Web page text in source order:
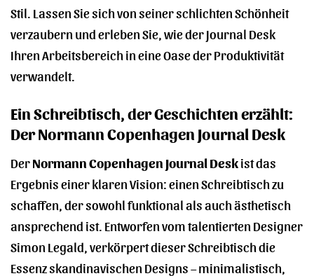
Stil. Lassen Sie sich von seiner schlichten Schönheit
verzaubern und erleben Sie, wie der Journal Desk
Ihren Arbeitsbereich in eine Oase der Produktivität
verwandelt.
Ein Schreibtisch, der Geschichten erzählt:
Der Normann Copenhagen Journal Desk
DerNormann Copenhagen Journal Deskist das
Ergebnis einer klaren Vision: einen Schreibtisch zu
schaffen, der sowohl funktional als auch ästhetisch
ansprechend ist. Entworfen vom talentierten Designer
Simon Legald, verkörpert dieser Schreibtisch die
Essenz skandinavischen Designs – minimalistisch,